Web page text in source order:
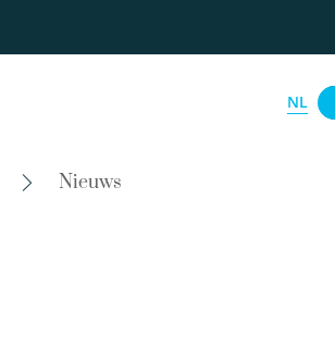
NL
Nieuws